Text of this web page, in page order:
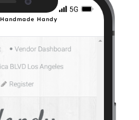
Handy